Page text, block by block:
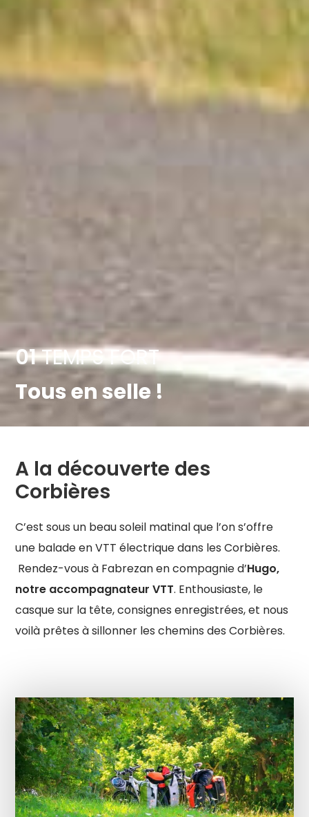
01TEMPS FORT
Tous en selle !
A la découverte des
Corbières
C’est sous un beau soleil matinal que l’on s’offre
une balade en VTT électrique dans les Corbières.
Rendez-vous à Fabrezan en compagnie d’Hugo,
notre accompagnateur VTT. Enthousiaste, le
casque sur la tête, consignes enregistrées, et nous
voilà prêtes à sillonner les chemins des Corbières.